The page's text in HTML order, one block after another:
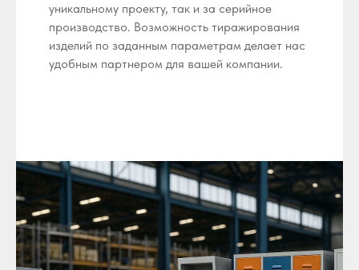
уникальному проекту, так и за серийное
производство. Возможность тиражирования
изделий по заданным параметрам делает нас
удобным партнером для вашей компании.